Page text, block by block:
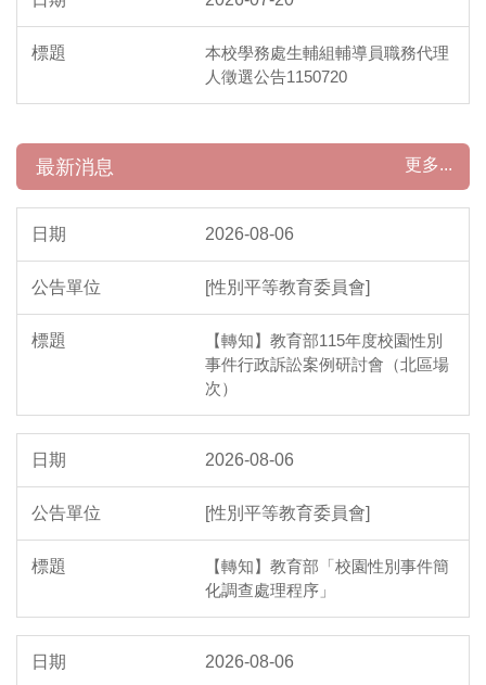
本校學務處生輔組輔導員職務代理
人徵選公告1150720
最新消息
2026-08-06
[性別平等教育委員會]
【轉知】教育部115年度校園性別
事件行政訴訟案例研討會（北區場
次）
2026-08-06
[性別平等教育委員會]
【轉知】教育部「校園性別事件簡
化調查處理程序」
2026-08-06
更多...